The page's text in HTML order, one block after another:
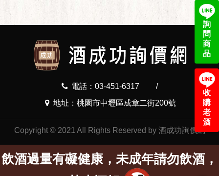
詢
問
商
品
收
購
老
酒
電話：03-451-6317
/
地址：桃園市中壢區成章二街200號
Copyright © 2021 All Rights Reserved by 酒成功詢價網
飲酒過量有礙健康，未成年請勿飲酒，